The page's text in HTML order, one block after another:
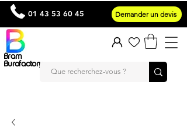
Bram
Burofactory
01 43 53 60 45 Demander un devis